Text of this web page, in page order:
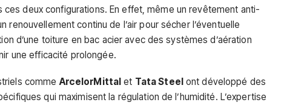
ces deux configurations. En effet, même un revêtement anti-
continu de l’air pour sécher l’éventuelle
d’une toiture en bac acier avec des systèmes d’aération
une efficacité prolongée.
comme ArcelorMittal et Tata Steelont développé des
qui maximisent la régulation de l’humidité. L’expertise